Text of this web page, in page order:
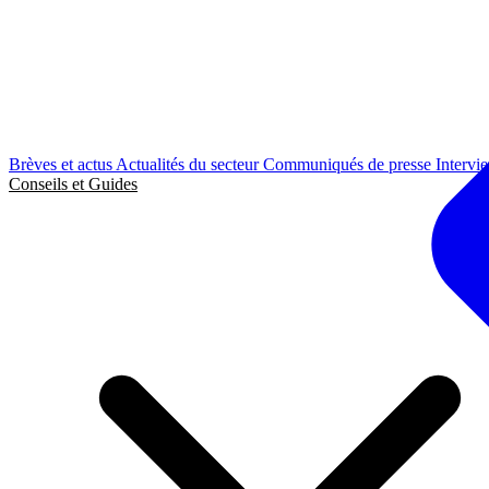
Brèves et actus Actualités du secteurCommuniqués de presse
Conseils et Guides